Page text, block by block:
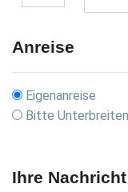
Anreise
Eigenanreise
Bitte
Ihre